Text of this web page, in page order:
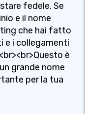
fedele. Se
e il nome
che hai fatto
e i collegamenti
è
grande nome
per la tua